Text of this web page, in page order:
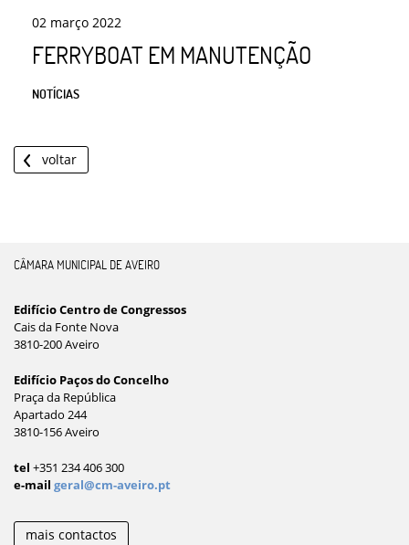
02 março 2022
FERRYBOAT EM MANUTENÇÃO
NOTÍCIAS
voltar
CÂMARA MUNICIPAL DE AVEIRO
Edifício Centro de Congressos
Cais da Fonte Nova
3810-200 Aveiro
Edifício Paços do Concelho
Praça da República
Apartado 244
3810-156 Aveiro
tel +351 234 406 300
e-mail geral@cm-aveiro.pt
mais contactos